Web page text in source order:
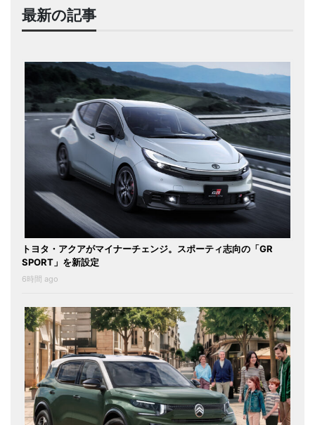
最新の記事
トヨタ・アクアがマイナーチェンジ。スポーティ志向の「GR
SPORT」を新設定
6時間 ago